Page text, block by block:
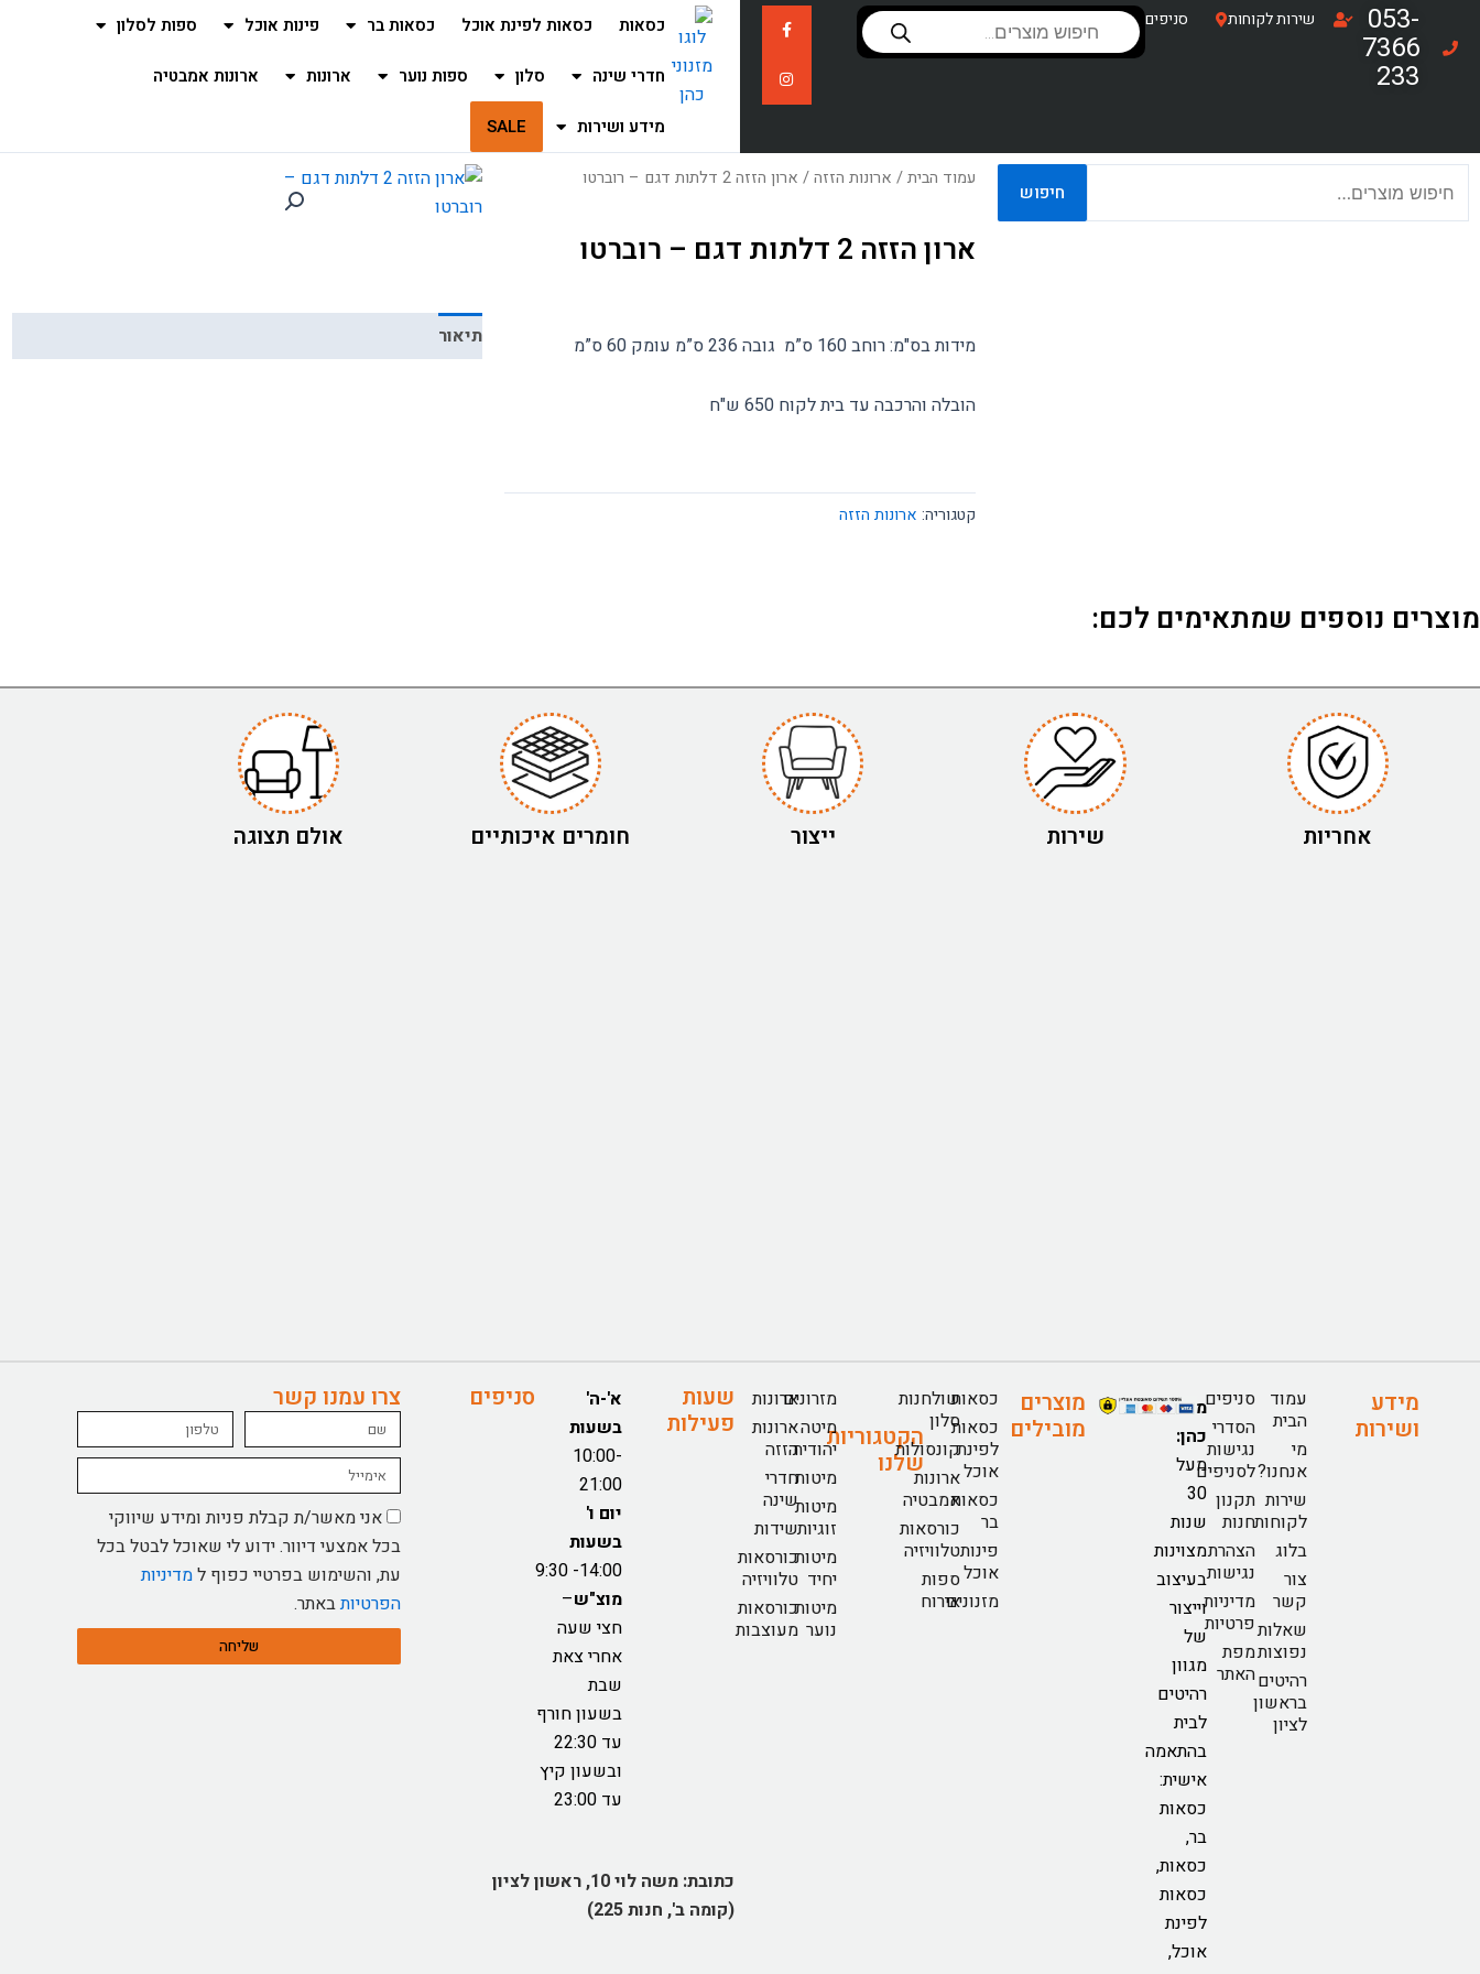
לתוכן
053-
7366
233
שירות לקוחות סניפיםProducts
search
F
a
c
b
o
o
f
I
n
s
a
g
r
כסאות כסאות לפינת אוכל כסאות בר פינות אוכל ספות לסלון
חדרי שינה סלון ספות נוער ארונות ארונות אמבטיה
מידע ושירות SALE
עבור:
חיפוש
עמוד הבית/ ארונות הזזה/ ארון הזזה 2 דלתות דגם – רוברטו
ארון הזזה 2 דלתות דגם – רוברטו
מידות בס"מ: רוחב 160 ס”מ גובה 236 ס”מ עומק 60 ס”מ
הובלה והרכבה עד בית לקוח 650 ש"ח
קטגוריה: ארונות הזזה
תיאור
מוצרים נוספים שמתאימים לכם:
אחריות שירות ייצור חומרים איכותיים אולם תצוגה
מידע
ושירות
עמוד
הבית
מי
אנחנו?
שירות
לקוחות
בלוג
צור
קשר
שאלות
נפוצות
רהיטים
בראשון
לציון
סניפים
הסדרי
נגישות
לסניפים
תקנון
חנות
הצהרת
נגישות
מדיניות
פרטיות
מפת
האתר
מזנוני
כהן:
מעל
30
שנות
מצוינות
בעיצוב
וייצור
של
מגוון
רהיטים
לבית
בהתאמה
אישית:
כסאות
בר,
כסאות,
כסאות
לפינת
אוכל,
מוצרים
מובילים
כסאות
כסאות
לפינת
אוכל
כסאות
בר
פינות
אוכל
מזנונים
שולחנות
סלון
קונסולות
ארונות
אמבטיה
כורסאות
טלוויזיה
ספות
אירוח
הקטגוריות
שלנו
מזרונים
מיטה
יהודית
מיטות
מיטות
זוגיות
מיטות
יחיד
מיטות
נוער
ארונות
ארונות
הזזה
חדרי
שינה
שידות
כורסאות
טלוויזיה
כורסאות
מעוצבות
שעות
פעילות
א'-ה'
בשעות
10:00-
21:00
יום ו'
בשעות
14:00- 9:30
מוצ"ש–
חצי שעה
אחרי צאת
שבת
בשעון חורף
עד 22:30
ובשעון קיץ
עד 23:00
סניפים
כתובת: משה לוי 10, ראשון לציון
(קומה ב', חנות 225)
צרו עמנו קשר
Name
טלפון
Email
אישור
מדיניות
אני מאשר/ת קבלת פניות ומידע שיווקי
בכל אמצעי דיוור. ידוע לי שאוכל לבטל בכל
עת, והשימוש בפרטיי כפוף למדיניות
הפרטיותבאתר.
שליחה